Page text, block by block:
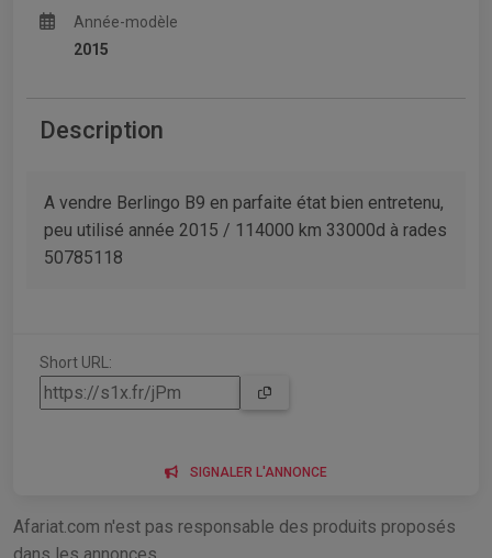
Année-modèle
2015
Description
A vendre Berlingo B9 en parfaite état bien entretenu,
peu utilisé année 2015 / 114000 km 33000d à rades
50785118
Short URL:
SIGNALER L'ANNONCE
Afariat.com n'est pas responsable des produits proposés